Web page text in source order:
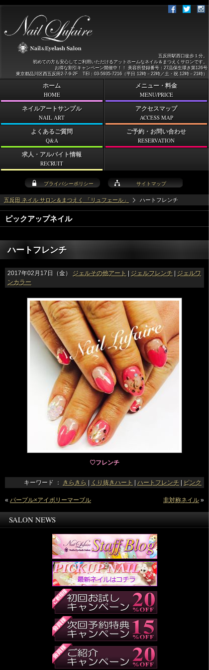
五反田 ネイル サロン＆まつえく 「リュフェール」 ハートフレンチ
ピックアップネイル
ハートフレンチ
2017年02月17日（金） ジェルその他アート | ジェルフレンチ | ジェルワ
ンカラー
♡フレンチ
キーワード ： きらきら | くり抜きハート | ハートフレンチ | ピンク
« パープル×アイボリーマーブル 非対称ネイル »
SALON NEWS
プライバシーポリシー サイトマップ
五反田駅西口徒歩１分。
初めての方も安心してご利用いただけるアットホームなネイル＆まつえくサロンです。
お得な割引キャンペーン開催中！！ 美容所登録番号：27品保生環き第126号
東京都品川区西五反田2-7-9-2F TEl：03-5935-7216（平日 12時－22時／土・祝 12時－21時）
ホーム
HOME
メニュー・料金
MENU/PRICE
ネイルアートサンプル
NAIL ART
アクセスマップ
ACCESS MAP
よくあるご質問
Q&A
ご予約・お問い合わせ
RESERVATION
求人・アルバイト情報
RECRUIT